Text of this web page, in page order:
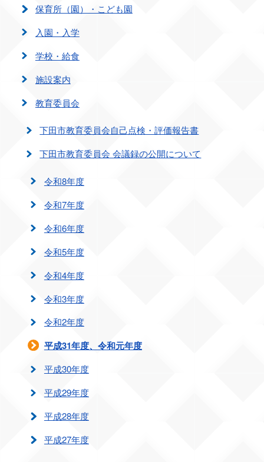
保育所（園）・こども園
入園・入学
学校・給食
施設案内
教育委員会
下田市教育委員会自己点検・評価報告書
下田市教育委員会 会議録の公開について
令和8年度
令和7年度
令和6年度
令和5年度
令和4年度
令和3年度
令和2年度
平成31年度、令和元年度
平成30年度
平成29年度
平成28年度
平成27年度